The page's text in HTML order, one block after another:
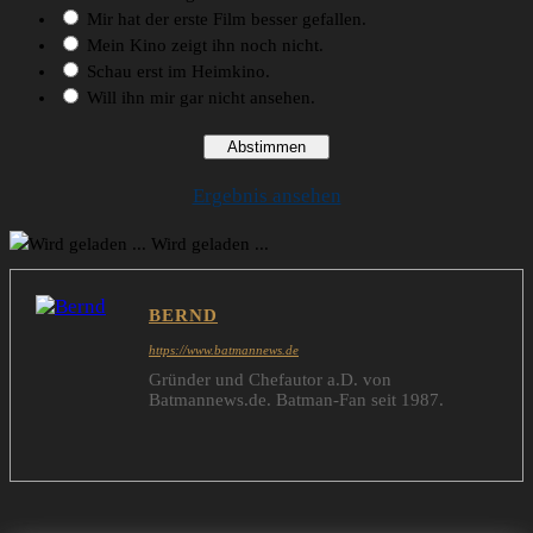
Mir hat der erste Film besser gefallen.
Mein Kino zeigt ihn noch nicht.
Schau erst im Heimkino.
Will ihn mir gar nicht ansehen.
Ergebnis ansehen
Wird geladen ...
BERND
https://www.batmannews.de
Gründer und Chefautor a.D. von
Batmannews.de. Batman-Fan seit 1987.